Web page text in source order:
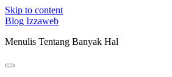
Skip to content
Blog Izzaweb
Menulis Tentang Banyak Hal